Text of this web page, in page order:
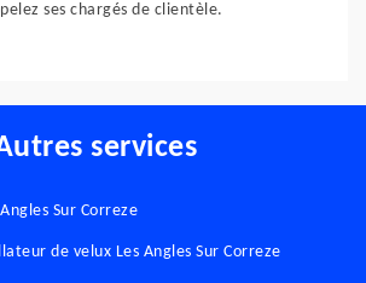
ses chargés de clientèle.
services
Sur Correze
de velux Les Angles Sur Correze